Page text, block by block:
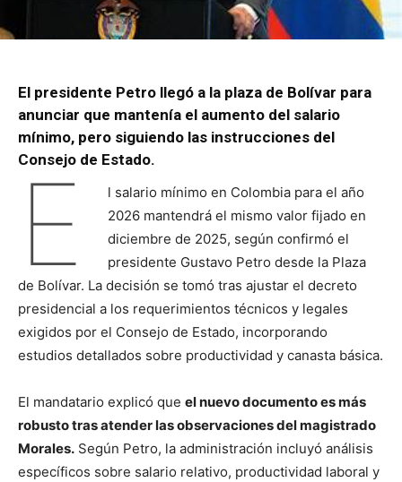
El presidente Petro llegó a la plaza de Bolívar para
anunciar que mantenía el aumento del salario
mínimo, pero siguiendo las instrucciones del
Consejo de Estado.
E
l salario mínimo en Colombia para el año
2026 mantendrá el mismo valor fijado en
diciembre de 2025, según confirmó el
presidente Gustavo Petro desde la Plaza
de Bolívar. La decisión se tomó tras ajustar el decreto
presidencial a los requerimientos técnicos y legales
exigidos por el Consejo de Estado, incorporando
estudios detallados sobre productividad y canasta básica.
El mandatario explicó que el nuevo documento es más
robusto tras atender las observaciones del magistrado
Morales. Según Petro, la administración incluyó análisis
específicos sobre salario relativo, productividad laboral y